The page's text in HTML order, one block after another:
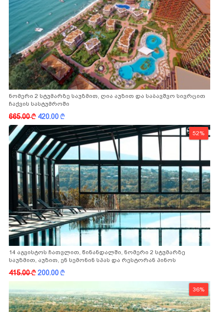
ნომერი 2 სტუმარზე საუზმით, ღია აუზით და საბავშვო სივრცით
ჩაქვის სასტუმროში
665.00k 420.00k
52%
14 აგვისტოს ჩათვლით, წინანდალში, ნომერი 2 სტუმარზე
საუზმით, აუზით, ენ სემონინ სპას და რესტორან პინოს
ფასდაკლებით
415.00k200.00k
36%